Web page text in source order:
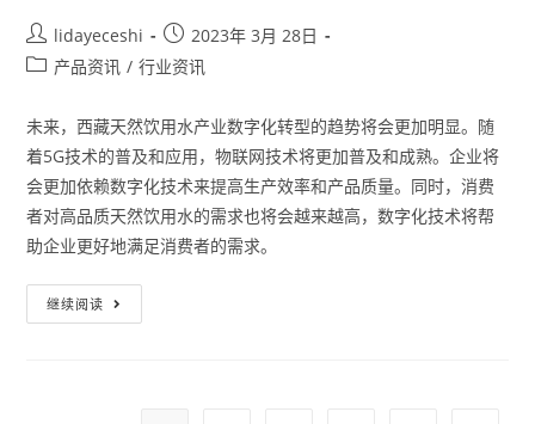
lidayeceshi
2023年 3月 28日
产品资讯 / 行业资讯
未来，西藏天然饮用水产业数字化转型的趋势将会更加明显。随
着5G技术的普及和应用，物联网技术将更加普及和成熟。企业将
会更加依赖数字化技术来提高生产效率和产品质量。同时，消费
者对高品质天然饮用水的需求也将会越来越高，数字化技术将帮
助企业更好地满足消费者的需求。
继续阅读